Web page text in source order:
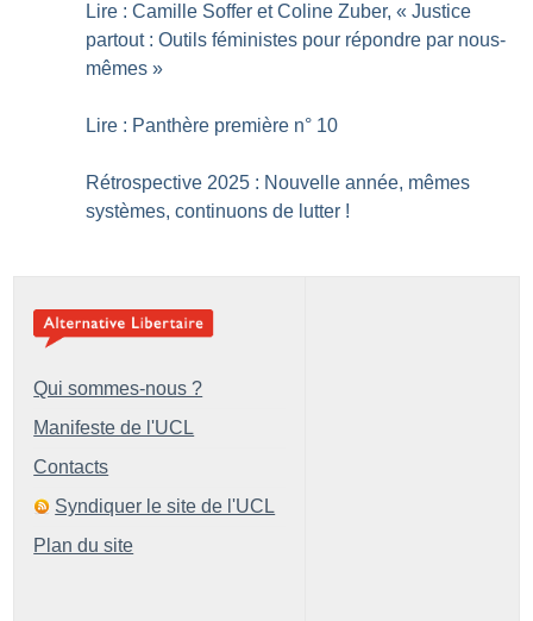
Lire : Camille Soffer et Coline Zuber, « Justice
partout : Outils féministes pour répondre par nous-
mêmes »
Lire : Panthère première n° 10
Rétrospective 2025 : Nouvelle année, mêmes
systèmes, continuons de lutter !
Qui sommes-nous ?
Manifeste de l'UCL
Contacts
Syndiquer le site de l'UCL
Plan du site